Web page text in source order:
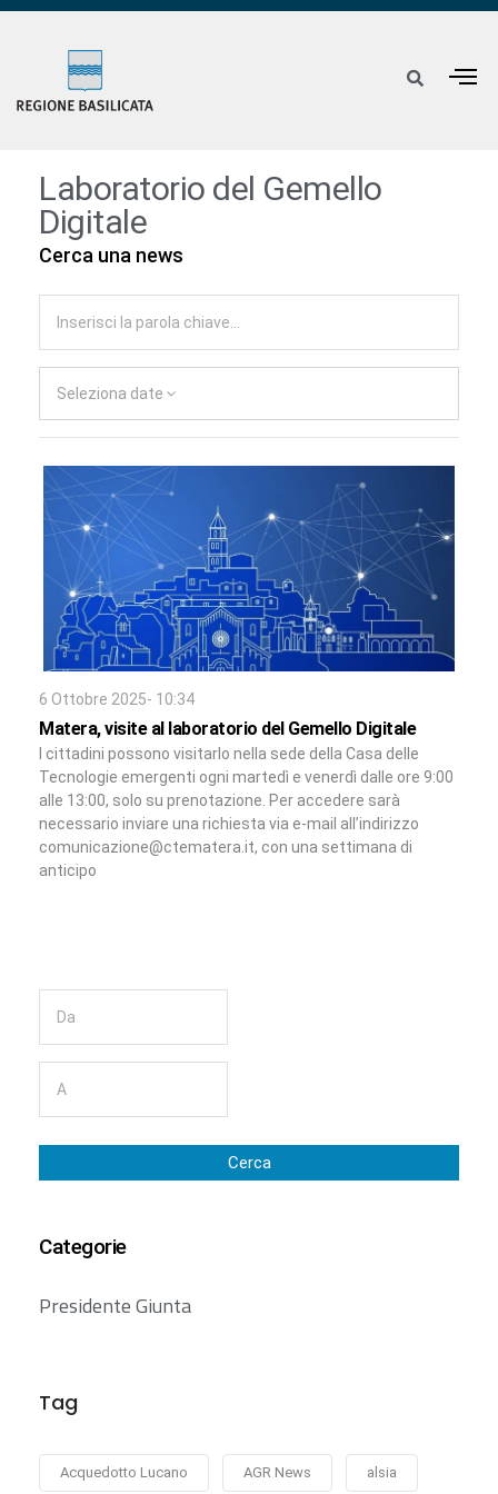
Laboratorio del Gemello
Digitale
Cerca una news
Seleziona date
6 Ottobre 2025- 10:34
Matera, visite al laboratorio del Gemello Digitale
I cittadini possono visitarlo nella sede della Casa delle
Tecnologie emergenti ogni martedì e venerdì dalle ore 9:00
alle 13:00, solo su prenotazione. Per accedere sarà
necessario inviare una richiesta via e-mail all’indirizzo
comunicazione@ctematera.it, con una settimana di
anticipo
Cerca
Categorie
Presidente Giunta
Tag
Acquedotto Lucano AGR News alsia